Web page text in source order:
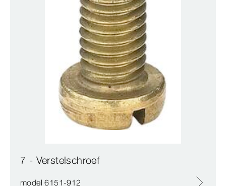
7 - Verstelschroef
model 6151-912